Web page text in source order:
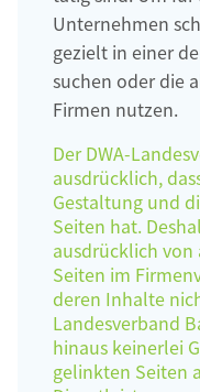
Unternehmen
gezielt in einer
suchen oder die
Firmen nutzen.
Der DWA-
ausdrücklich,
Gestaltung und
Seiten hat.
ausdrücklich
Seiten im
deren Inhalte
Landesverband
hinaus keinerlei
gelinkten Seiten